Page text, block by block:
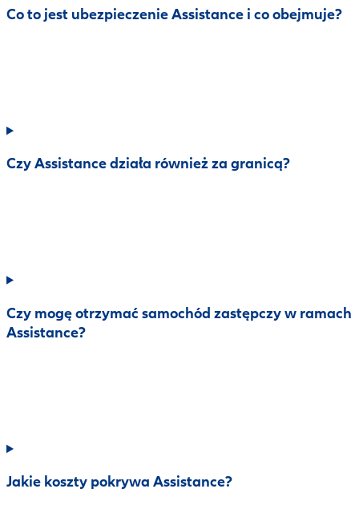
Co to jest ubezpieczenie Assistance i co obejmuje?
Czy Assistance działa również za granicą?
Czy mogę otrzymać samochód zastępczy w ramach
Assistance?
Jakie koszty pokrywa Assistance?